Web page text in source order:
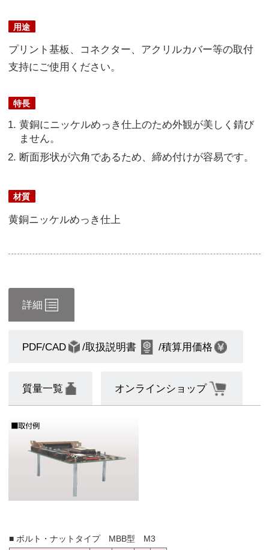
用途
プリント基板、コネクター、アクリルカバー等の取付
支持にご使用ください。
特長
黄銅にニッケルめっき仕上のため外観が美しく錆び
ません。
断面形状が六角であるため、締め付けが容易です。
材質
黄銅ニッケルめっき仕上
詳細
PDF/CAD /取扱説明書 /積算用価格
質量一覧 オンラインショップ
■ ボルト・ナットタイプ MBB型 M3